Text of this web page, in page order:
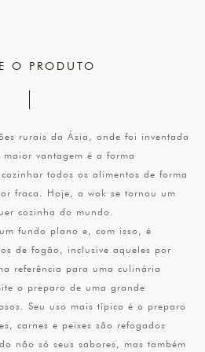
O PRODUTO
rurais da Ásia, onde foi inventada
vantagem é a forma
todos os alimentos de forma
fraca. Hoje, a wok se tornou um
cozinha do mundo.
fundo plano e, com isso, é
de fogão, inclusive aqueles por
referência para uma culinária
o preparo de uma grande
Seu uso mais típico é o preparo
carnes e peixes são refogados
não só seus sabores, mas também